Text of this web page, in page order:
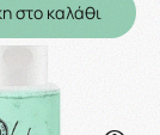
στο καλάθι